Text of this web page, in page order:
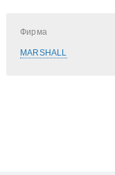
Фирма
MARSHALL